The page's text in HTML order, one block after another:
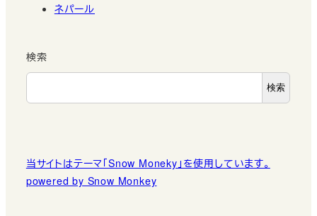
ネパール
検索
検索
当サイトはテーマ「Snow Moneky」を使用しています。
powered by Snow Monkey